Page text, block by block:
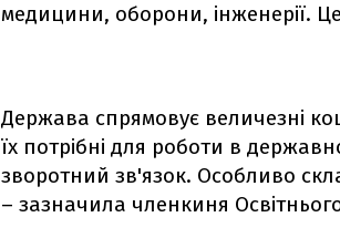
медицини, оборони, інженерії.
Держава спрямовує величезні
їх потрібні для роботи в
зворотний зв'язок. Особливо
– зазначила членкиня